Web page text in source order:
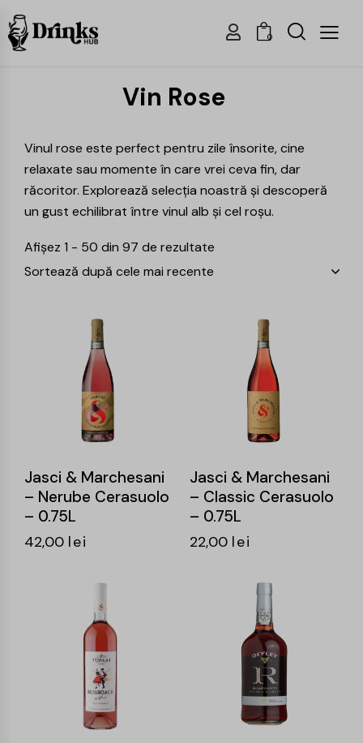
0
Vin Rose
Vinul rose este perfect pentru zile însorite, cine
relaxate sau momente în care vrei ceva fin, dar
răcoritor. Explorează selecția noastră și descoperă
un gust echilibrat între vinul alb și cel roșu.
Afișez 1 - 50 din 97 de rezultate
Jasci & Marchesani
– Nerube Cerasuolo
– 0.75L
42,00 lei
Jasci & Marchesani
– Classic Cerasuolo
– 0.75L
22,00 lei